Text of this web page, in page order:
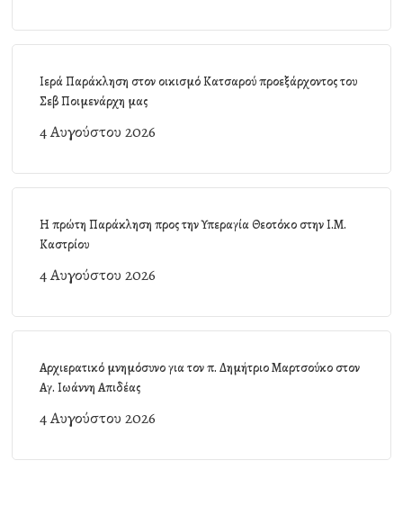
Ιερά Παράκληση στον οικισμό Κατσαρού προεξάρχοντος του
Σεβ Ποιμενάρχη μας
4 Αυγούστου 2026
Η πρώτη Παράκληση προς την Υπεραγία Θεοτόκο στην Ι.Μ.
Καστρίου
4 Αυγούστου 2026
Αρχιερατικό μνημόσυνο για τον π. Δημήτριο Μαρτσούκο στον
Αγ. Ιωάννη Απιδέας
4 Αυγούστου 2026